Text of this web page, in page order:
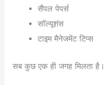
सैंपल पेपर्स
सॉल्यूशंस
टाइम मैनेजमेंट टिप्स
सब कुछ एक ही जगह मिलता है।